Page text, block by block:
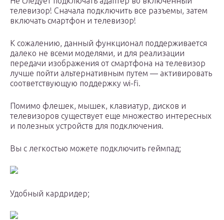
телевизор! Сначала подключить все разъемы, затем
включать смартфон и телевизор!
К сожалению, данный функционал поддерживается
далеко не всеми моделями, и для реализации
передачи изображения от смартфона на телевизор
лучше пойти альтернативным путем — активировать
соответствующую поддержку wi-fi.
Помимо флешек, мышек, клавиатур, дисков и
телевизоров существует еще множество интересных
и полезных устройств для подключения.
Вы с легкостью можете подключить геймпад;
Удобный кардридер;